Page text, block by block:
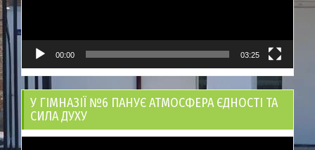
00:00 03:25
У ГІМНАЗІЇ №6 ПАНУЄ АТМОСФЕРА ЄДНОСТІ ТА
СИЛА ДУХУ